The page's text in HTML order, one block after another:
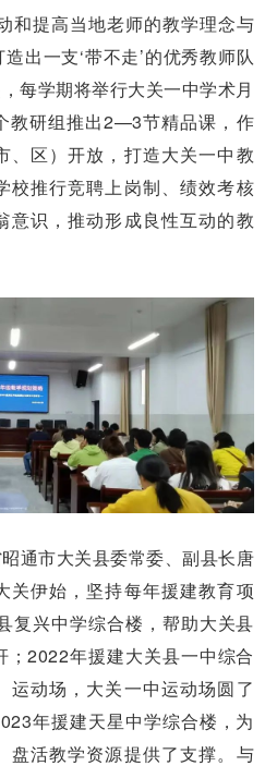
和提高当地老师的教学理念与
出一支‘带不走’的优秀教师队
每学期将举行大关一中学术月
教研组推出2—3节精品课，作
、区）开放，打造大关一中教
校推行竞聘上岗制、绩效考核
意识，推动形成良性互动的教
通市大关县委常委、副县长唐
关伊始，坚持每年援建教育项
复兴中学综合楼，帮助大关县
2022年援建大关县一中综合
运动场，大关一中运动场圆了
年援建天星中学综合楼，为
盘活教学资源提供了支撑。与